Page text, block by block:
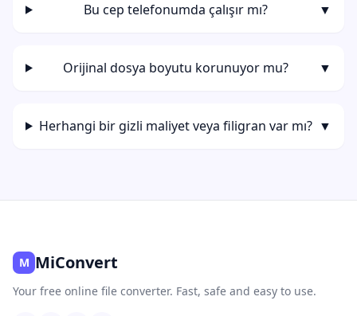
Bu cep telefonumda çalışır mı? ▼
Orijinal dosya boyutu korunuyor mu? ▼
Herhangi bir gizli maliyet veya filigran var mı? ▼
M MiConvert
Your free online file converter. Fast, safe and easy to use.